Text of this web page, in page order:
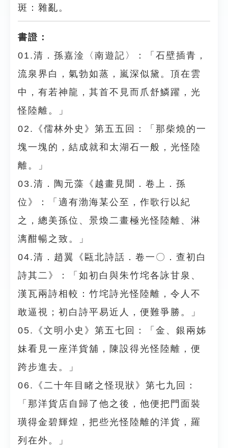
斑：雜亂。
書證：
01.清．孫嘉淦〈南遊記〉：「石壁插青，
流泉界白，氣勃如蒸，嵐深似黛。頂在雲
中，有若神龍，其首不見而爪舒鱗躍，光
怪陸離。」
02.《儒林外史》第五五回：「那柴燒的一
塊一塊的，結成就和太湖石一般，光怪陸
離。」
03.清．陶元藻《越畫見聞．卷上．孫
位》：「適有渤海某公至，作歌行以紀
之，總美孫位、景煥二畫極光怪陸離、淋
漓酣暢之致。」
04.清．趙翼《甌北詩話．卷一〇．查初白
詩其二》：「如初白與朱竹垞各詠甘泉、
漢瓦兩詩相較：竹垞詩光怪陸離，令人不
敢逼視；初白詩平易近人，便難爭勝。」
05.《文明小史》第五七回：「金、銀兩姊
妹看見一座洋貨舖，陳設得光怪陸離，便
跨步進去。」
06.《二十年目睹之怪現狀》第七九回：
「那洋貨店自歸了他之後，他便把門面裝
璜得金碧輝煌，把些光怪陸離的洋貨，羅
列在外。」